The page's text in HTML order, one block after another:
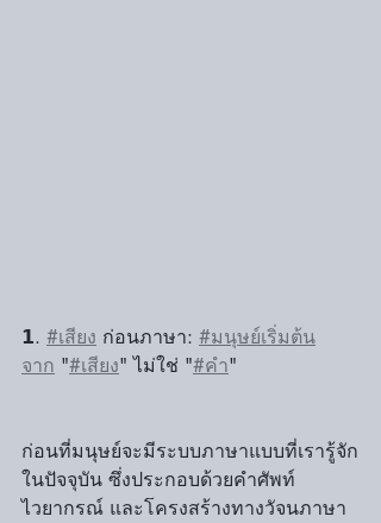
𝟭. #เสียง ก่อนภาษา: #มนุษย์เริ่มต้น
จาก "#เสียง" ไม่ใช่ "#คำ"
ก่อนที่มนุษย์จะมีระบบภาษาแบบที่เรารู้จัก
ในปัจจุบัน ซึ่งประกอบด้วยคำศัพท์
ไวยากรณ์ และโครงสร้างทางวัจนภาษา